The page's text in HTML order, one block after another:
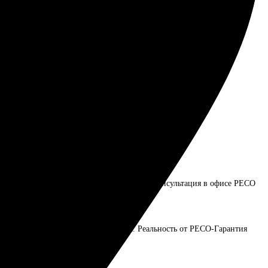
стоимость страхования авто. Консультация в офисе РЕСО
осмотров и мизерной выплаты. Реальность от РЕСО-Гарантия